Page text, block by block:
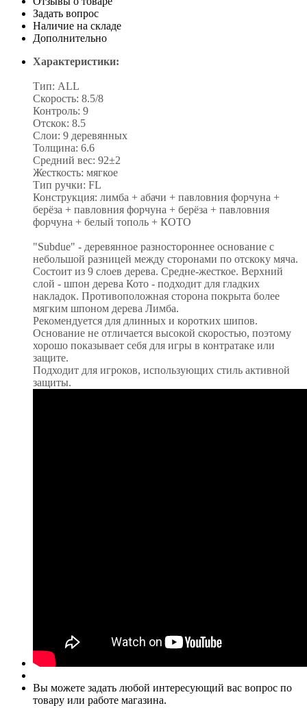
Задать вопрос
Наличие на складе
Дополнительно
Характеристики:
Тип: ALL
Скорость: 8.5/8
Контроль: 9
Отскок: 8.5
Слои: 9 деревянных
Толщина: 6.6
Средний вес: 92±2
Жесткость: мягкое
Тип ручки: FL
Конструкция: лимба + абачи + павловния форчуна +
берёза + павловния форчуна + берёза + павловния
форчуна + белый тополь + КОТО
"Subdue" - деревянное разностороннее основание с
небольшой разницей между сторонами по отскоку мяча.
Состоит из 9 слоев дерева. Средне-жесткое. Верхний
слой - шпон дерева Кото - подходит для гладких
накладок. Противоположная сторона покрыта более
мягким шпоном дерева Лимба.
Рекомендуется для длинных и коротких шипов.
Основание не отличается высокой скоростью, поэтому
хорошо показывает себя для игры в контратаке или
защите.
Подходит для игроков, использующих стиль активной
защиты.
Вы можете задать любой интересующий вас вопрос по
товару или работе магазина.